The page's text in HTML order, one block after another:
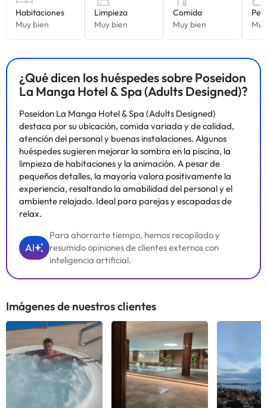
¿Qué dicen los huéspedes sobre Poseidon
La Manga Hotel & Spa (Adults Designed)?
Poseidon La Manga Hotel & Spa (Adults Designed)
destaca por su ubicación, comida variada y de calidad,
atención del personal y buenas instalaciones. Algunos
huéspedes sugieren mejorar la sombra en la piscina, la
limpieza de habitaciones y la animación. A pesar de
pequeños detalles, la mayoría valora positivamente la
experiencia, resaltando la amabilidad del personal y el
ambiente relajado. Ideal para parejas y escapadas de
relax.
AI
Para ahorrarte tiempo, hemos recopilado y
resumido opiniones de clientes externos con
inteligencia artificial.
Imágenes de nuestros clientes